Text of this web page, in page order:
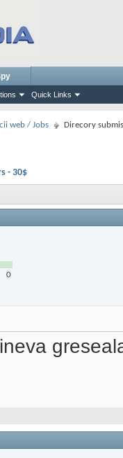
Quick Links
web / Jobs Direcory
- 30$
0